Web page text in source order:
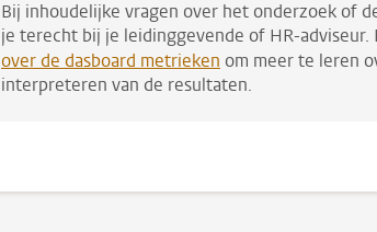
Bij inhoudelijke vragen over het onderzoek of
je terecht bij je leidinggevende of HR-adviseur.
over de dasboard metrieken om meer te leren
interpreteren van de resultaten.